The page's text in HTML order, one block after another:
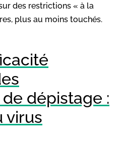
des restrictions « à la
plus au moins touchés.
dépistage :
virus